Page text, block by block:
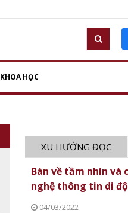
KHOA HỌC
XU HƯỚNG ĐỌC
Bàn về tầm nhìn và
nghệ thông tin di
04/03/2022